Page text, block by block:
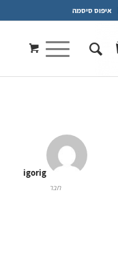
איפוס סיסמה
igorig
חבר